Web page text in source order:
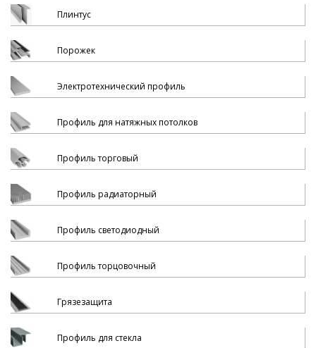
Плинтус
Порожек
Электротехнический профиль
Профиль для натяжных потолков
Профиль торговый
Профиль радиаторный
Профиль светодиодный
Профиль торцовочный
Грязезащита
Профиль для стекла